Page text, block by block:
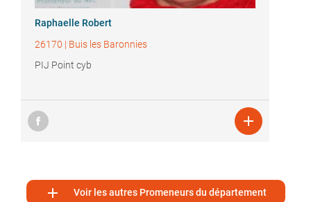
Raphaelle Robert
26170 | Buis les Baronnies
PIJ Point cyb

 Voir les autres Promeneurs du département